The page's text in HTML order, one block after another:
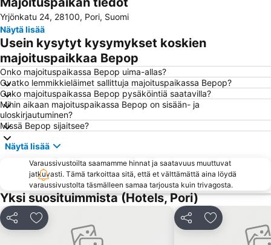
Yrjönkatu 24, 28100, Pori, Suomi
Näytä lisää
Usein kysytyt kysymykset koskien
majoituspaikkaa Bepop
Onko majoituspaikassa Bepop uima-allas?
Ovatko lemmikkieläimet sallittuja majoituspaikassa Bepop?
Onko majoituspaikassa Bepop pysäköintiä saatavilla?
Mihin aikaan majoituspaikassa Bepop on sisään- ja
uloskirjautuminen?
Missä Bepop sijaitsee?
Näytä lisää
Varaussivustoilta saamamme hinnat ja saatavuus muuttuvat
jatkuvasti. Tämä tarkoittaa sitä, että et välttämättä aina löydä
varaussivustolta täsmälleen samaa tarjousta kuin trivagosta.
Yksi suosituimmista (Hotels, Pori)
Jaa Lisää suosikkeihin Jaa Lisää